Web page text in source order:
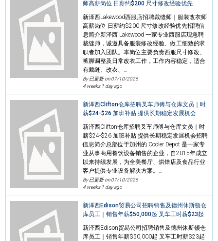
师高薪岗位 日薪约$200 尺寸修改经验优先
新泽西Lakewood西服店招聘裁缝师｜服装改衣师
高薪岗位 日薪约$200 尺寸修改经验优先招聘信
息简介新泽西 Lakewood 一家专业西服店现急聘
裁缝师，诚邀具备服装修改经验、做工细致的求
职者加入团队。本岗位主要负责西服尺寸修改、
裤脚调整及日常改衣工作，工作内容稳定，适合
有裁缝、改衣、…
By 已更新 on07/10/2026
4 weeks 1 day ago
新泽西Clifton仓库招聘叉车师傅与仓库文员｜时
薪$24-$26 加班补贴 提供长期稳定发展机会
新泽西Clifton仓库招聘叉车师傅与仓库文员｜时
薪$24-$26 加班补贴 提供长期稳定发展机会招聘
信息简介总部位于加州的 Cooler Depot 是一家专
业从事商用餐饮设备销售的企业，自2015年成立
以来持续发展，为全美餐厅、烘焙店及食品行业
客户提供专业设备解决方案。…
By 已更新 on07/10/2026
4 weeks 1 day ago
新泽西Edison贸易公司招聘销售及德州休斯顿仓
库员工｜销售年薪$50,000起 叉车工时薪$23起
新泽西Edison贸易公司招聘销售及德州休斯顿仓
库员工｜销售年薪$50,000起 叉车工时薪$23起